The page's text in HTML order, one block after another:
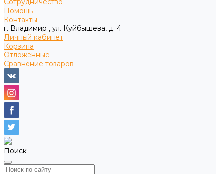
Сотрудничество
Помощь
Контакты
г. Владимир , ул. Куйбышева, д. 4
Личный кабинет
Корзина
Отложенные
Сравнение товаров
Поиск